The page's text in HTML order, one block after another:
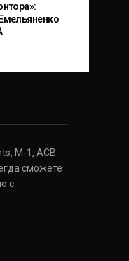
M-1, ACB.
сможете
с